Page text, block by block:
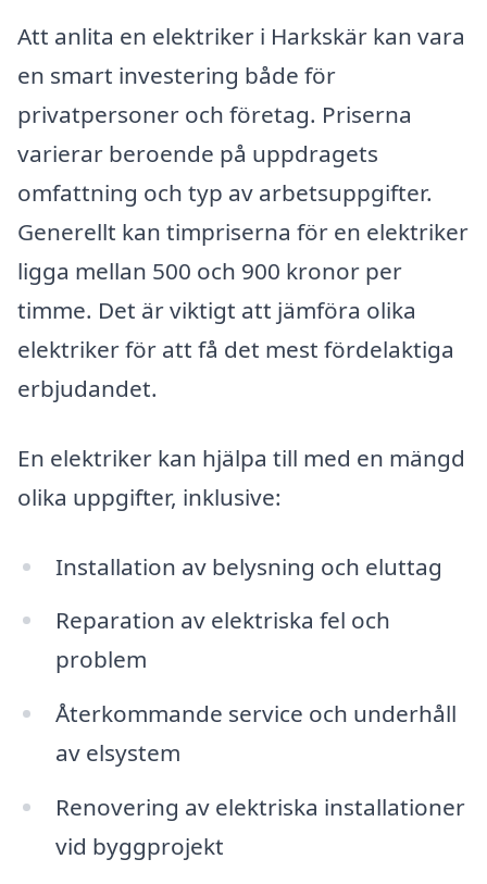
Att anlita en elektriker i Harkskär kan vara
en smart investering både för
privatpersoner och företag. Priserna
varierar beroende på uppdragets
omfattning och typ av arbetsuppgifter.
Generellt kan timpriserna för en elektriker
ligga mellan 500 och 900 kronor per
timme. Det är viktigt att jämföra olika
elektriker för att få det mest fördelaktiga
erbjudandet.
En elektriker kan hjälpa till med en mängd
olika uppgifter, inklusive:
Installation av belysning och eluttag
Reparation av elektriska fel och
problem
Återkommande service och underhåll
av elsystem
Renovering av elektriska installationer
vid byggprojekt